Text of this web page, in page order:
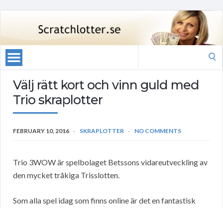
Välj rätt kort och vinn guld med
Trio skraplotter
FEBRUARY 10, 2016 SKRAPLOTTER NO COMMENTS
Trio 3WOW är spelbolaget Betssons vidareutveckling av
den mycket tråkiga Trisslotten.
Som alla spel idag som finns online är det en fantastisk